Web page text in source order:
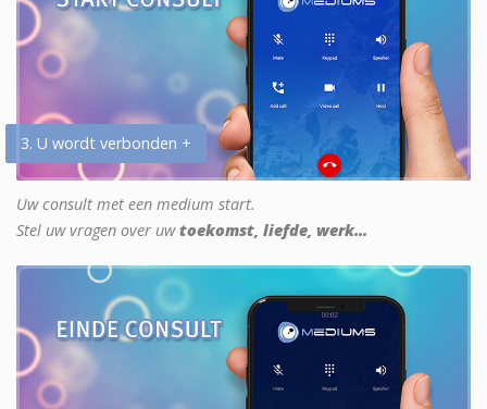
3. U wordt verbonden +
Uw consult met een medium start.
Stel uw vragen over uwtoekomst, liefde, werk...